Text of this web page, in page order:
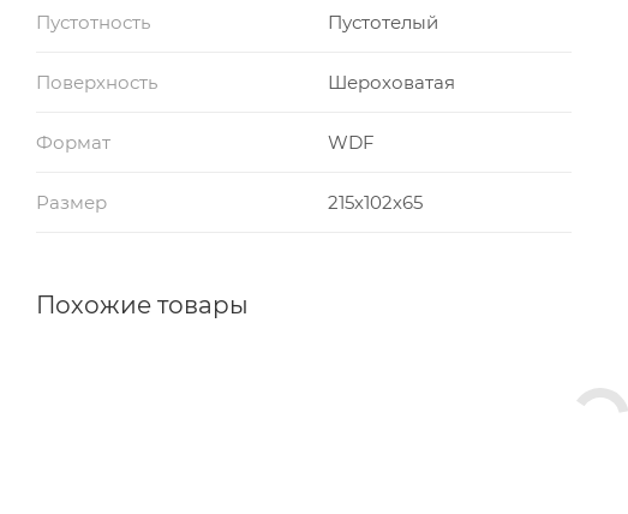
Пустотность Пустотелый
Поверхность Шероховатая
Формат WDF
Размер 215х102х65
Похожие товары